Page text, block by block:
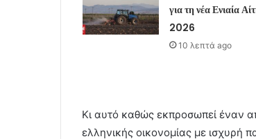
για τη νέα Ενιαία
2026
10 λεπτά ago
Κι αυτό καθώς εκπροσωπεί έναν
ελληνικής οικονομίας με ισχυρή